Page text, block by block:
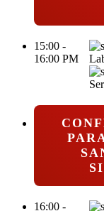
15:00 -
16:00 PM
16:00 -